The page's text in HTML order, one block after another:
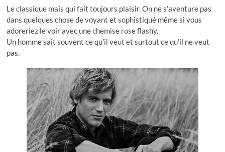
Le classique mais qui fait toujours plaisir. On ne s’aventure pas
dans quelques chose de voyant et sophistiqué même si vous
adoreriez le voir avec une chemise rose flashy.
Un homme sait souvent ce qu’il veut et surtout ce qu’il ne veut
pas.